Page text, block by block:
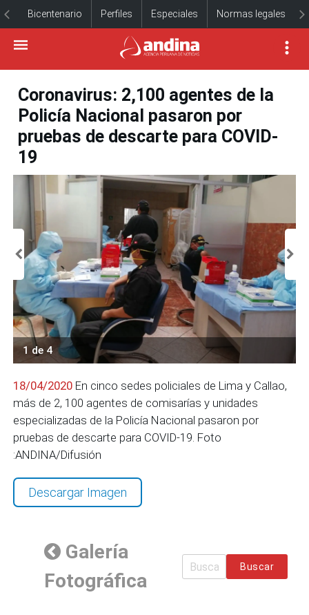
Bicentenario Perfiles Especiales Normas legales
Coronavirus: 2,100 agentes de la
Policía Nacional pasaron por
pruebas de descarte para COVID-
19
1 de 4
18/04/2020 En cinco sedes policiales de Lima y Callao,
más de 2, 100 agentes de comisarías y unidades
especializadas de la Policía Nacional pasaron por
pruebas de descarte para COVID-19. Foto
:ANDINA/Difusión
Descargar Imagen
Galería
Fotográfica
Buscar